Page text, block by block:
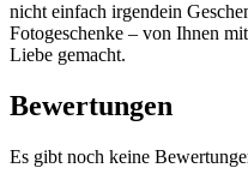
nicht einfach irgendein
Fotogeschenke – von Ihnen
Liebe gemacht.
Bewertungen
Es gibt noch keine